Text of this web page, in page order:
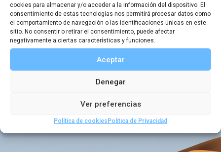
cookies para almacenar y/o acceder a la información del dispositivo. El
consentimiento de estas tecnologías nos permitirá procesar datos como
el comportamiento de navegación o las identificaciones únicas en este
sitio. No consentir o retirar el consentimiento, puede afectar
negativamente a ciertas características y funciones.
Aceptar
Denegar
Ver preferencias
Política de cookies Política de Privacidad